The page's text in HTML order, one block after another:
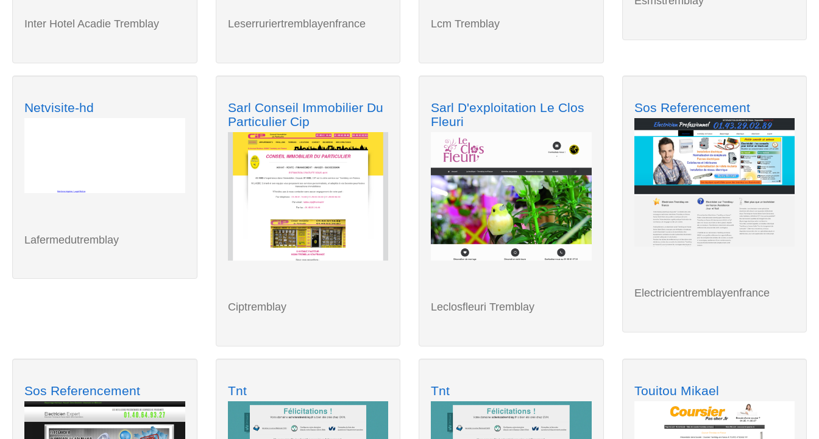
Inter Hotel Acadie Tremblay Leserruriertremblayenfrance Lcm Tremblay
Netvisite-hd
Lafermedutremblay
Sarl Conseil Immobilier Du
Particulier Cip
Ciptremblay
Sarl D'exploitation Le Clos
Fleuri
Leclosfleuri Tremblay
Sos Referencement
Electricientremblayenfrance
Sos Referencement Tnt Tnt Touitou Mikael